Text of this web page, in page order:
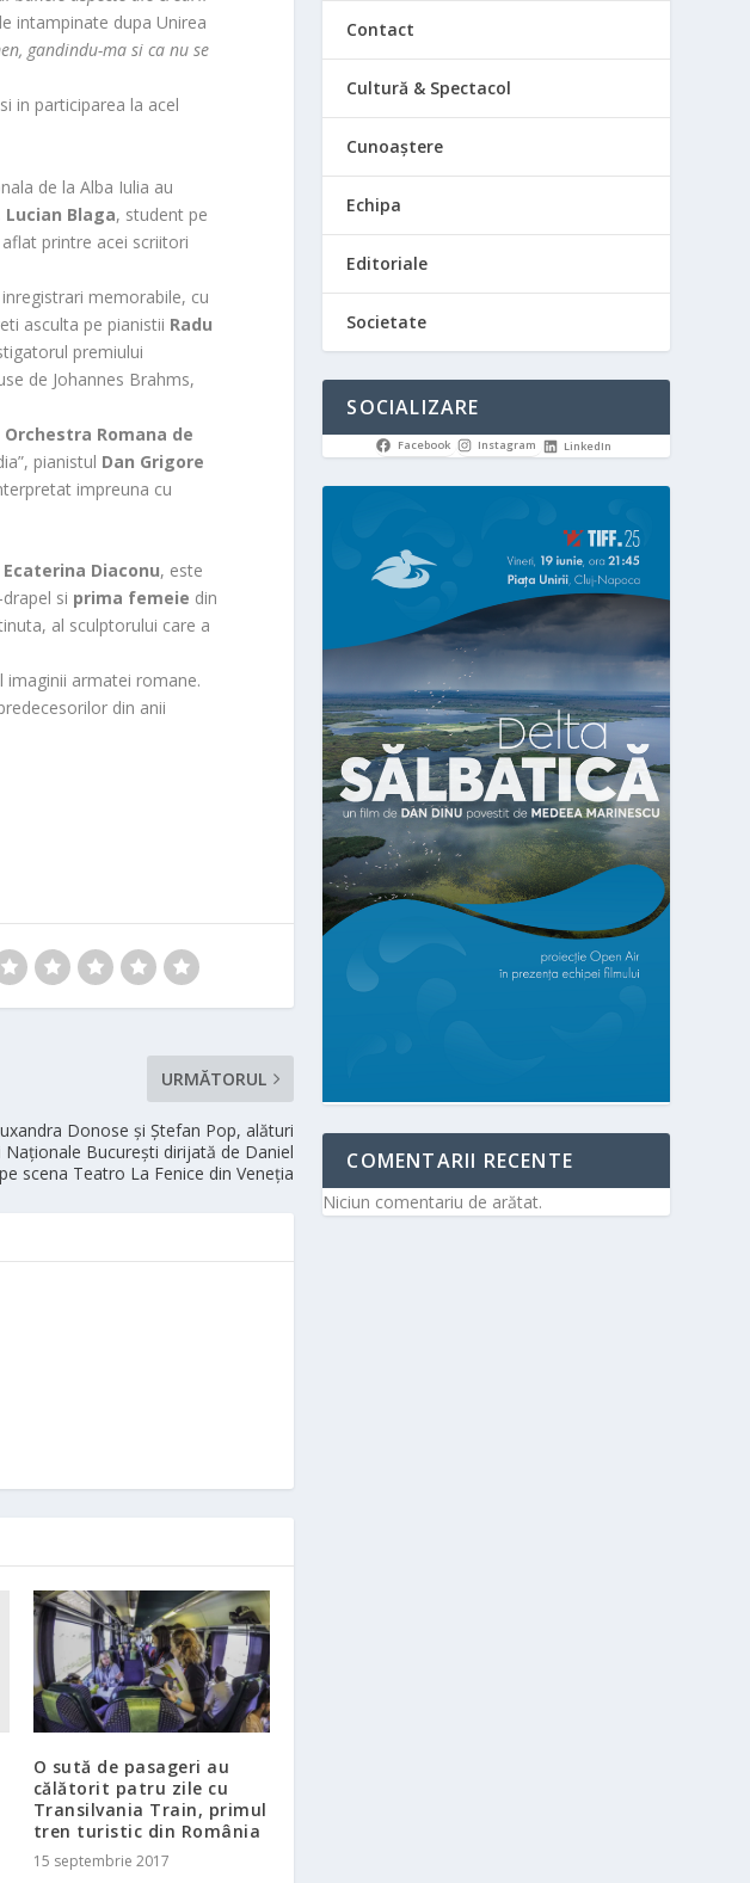
intampinate dupa Unirea
gandindu-ma si ca nu se
in participarea la acel
de la Alba Iulia au
Lucian Blaga, student pe
printre acei scriitori
memorabile, cu
asculta pe pianistii Radu
premiului
de Johannes Brahms,
Orchestra Romana de
pianistul Dan Grigore
impreuna cu
Diaconu, este
si prima femeie din
al sculptorului care a
imaginii armatei romane.
din anii
URMĂTORUL
Donose şi Ştefan Pop, alături
Naţionale Bucureşti dirijată de Daniel
scena Teatro La Fenice din Veneţia
O sută de pasageri au
călătorit patru zile cu
Transilvania Train, primul
tren turistic din România
15 septembrie 2017
Contact
Cultură & Spectacol
Cunoaștere
Echipa
Editoriale
Societate
SOCIALIZARE
Facebook Instagram LinkedIn
COMENTARII RECENTE
Niciun comentariu de arătat.